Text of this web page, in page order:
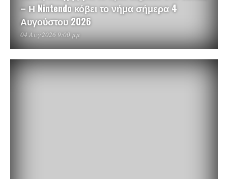
– Η Nintendo κόβει το νήμα σήμερα 4
Αυγούστου 2026
04 Αυγ 2026 9:00 μμ